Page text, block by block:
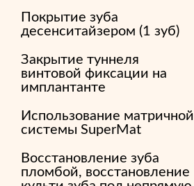
Покрытие зуба
десенситайзером (1 зуб)
Закрытие туннеля
винтовой фиксации на
имплантанте
Использование матричной
системы SuperMat
Восстановление зуба
пломбой, восстановление